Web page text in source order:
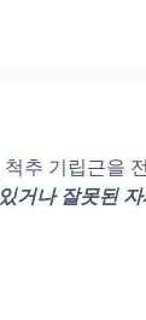
추 기립근을
거나 잘못된